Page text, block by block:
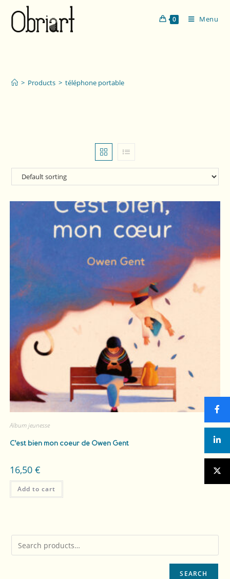
0 Menu
> Products > téléphone portable
Album jeunesse
C’est bien mon coeurde Owen Gent
16,50 €
Add to cart
SEARCH